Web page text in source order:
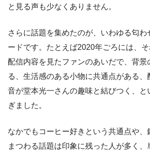
と見る声も少なくありません。
さらに話題を集めたのが、いわゆる匂わ
ードです。たとえば2020年ごろには、
配信内容を見たファンのあいだで、背景
る、生活感のある小物に共通点がある、
音が堂本光一さんの趣味と結びつく、と
ぎました。
なかでもコーヒー好きという共通点や、
まつわる話題は印象に残った人が多く、